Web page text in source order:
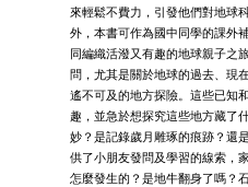
來輕鬆不費力，引發他們對地球
外，本書可作為國中同學的課外
同編織活潑又有趣的地球親子之
問，尤其是關於地球的過去、現
遙不可及的地方探險。這些已知
趣，並急於想探究這些地方藏了
妙？是記錄歲月雕琢的痕跡？還
供了小朋友發問及學習的線索，
怎麼發生的？是地牛翻身了嗎？